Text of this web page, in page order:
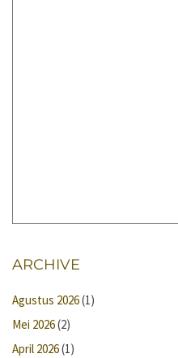
ARCHIVE
Agustus 2026(1)
Mei 2026(2)
April 2026(1)